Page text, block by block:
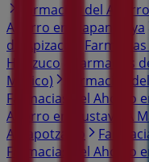
Farmacias del
Ahorro en Tlapanaloya
de Apizaco
Huitzuco
Farmacias
México)
Farmacias
Farmacias del Ahorro
Ahorro en Gustavo A
Azcapotzalco
Farmacias del Ahorro